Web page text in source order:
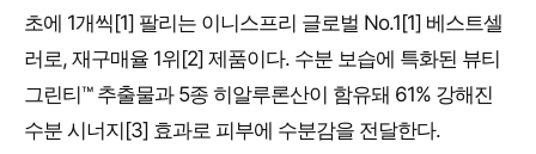
초에 1개씩[1] 팔리는 이니스프리 글로벌 No.1[1] 베스트셀
러로, 재구매율 1위[2] 제품이다. 수분 보습에 특화된 뷰티
그린티™ 추출물과 5종 히알루론산이 함유돼 61% 강해진
수분 시너지[3] 효과로 피부에 수분감을 전달한다.